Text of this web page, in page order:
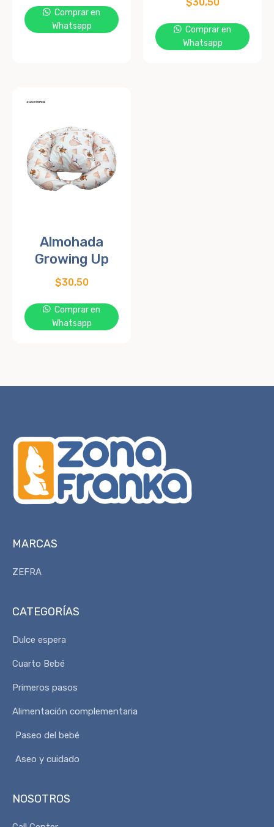
Comprar en
Whatsapp
$30,50
Comprar en
Whatsapp
Almohada
Growing Up
$30,50
Comprar en
Whatsapp
MARCAS
ZEFRA
CATEGORÍAS
Dulce espera
Cuarto Bebé
Primeros pasos
Alimentación complementaria
Paseo del bebé
Aseo y cuidado
NOSOTROS